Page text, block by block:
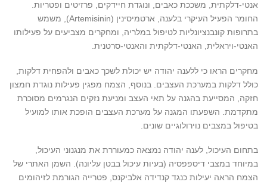
אנטי-דלקתית, משככת כאבים, ונוגדת חיידקים, פרזיטים ופטריות.
החומר הפעיל העיקרי בלענה, ארטמיסינין (Artemisinin), משמש
בתרופות קונבנציונליות לטיפול במלריה, ומחקרים מצביעים על פעילותו
האנטי-ויראלית, האנטי-דלקתית והאנטי-סרטנית.
מחקרים הראו כי ללענה יהודה יש יכולת לשכך כאבים ולהפחית דלקות,
כולל דלקות במערכת העצבים. בנוסף, הצמח מפגין פעילות נוגדת חמצון
חזקה, המסייעת בהגנה על תאי העצב ומניעת נזקים הנגרמים מסוכרת
מתקדמת. השפעתו המגנה על מערכת העצבים הופכת אותו למועיל
בטיפול במצבים נוירולוגיים שונים.
בתחום העיכול, לענה יהודה נמצאה כמעוררת את מנגנוני העיכול,
במיוחד במצבי דיספפסיה (בעיות עיכול בבטן עליונה). השמן האתרי של
הצמח הראה יעילות כנגד קנדידה אלביקנס, פטרייה הגורמת לזיהומים